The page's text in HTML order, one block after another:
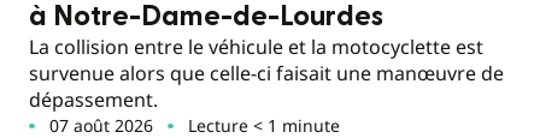
à Notre-Dame-de-Lourdes
La collision entre le véhicule et la motocyclette est
survenue alors que celle-ci faisait une manœuvre de
dépassement.
07 août 2026 Lecture < 1 minute